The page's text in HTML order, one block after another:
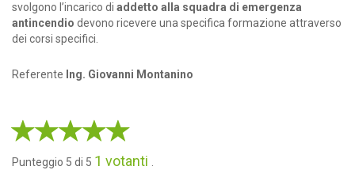
svolgono l’incarico di addetto alla squadra di emergenza
antincendio devono ricevere una specifica formazione attraverso
dei corsi specifici.
Referente Ing. Giovanni Montanino
Punteggio 5 di 5 1 votanti